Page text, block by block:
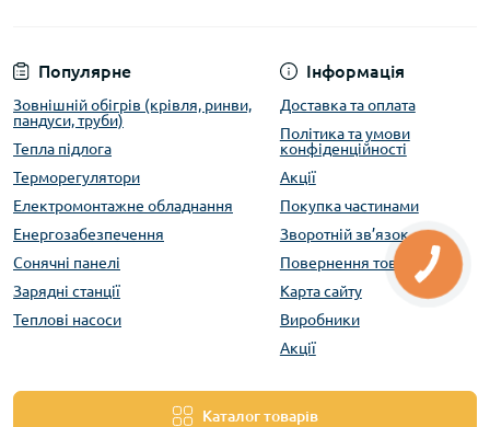
Популярне
Зовнішній обігрів (крівля, ринви,
пандуси, труби)
Тепла підлога
Терморегулятори
Електромонтажне обладнання
Енергозабезпечення
Сонячні панелі
Зарядні станції
Теплові насоси
Інформація
Доставка та оплата
Політика та умови
конфіденційності
Акції
Покупка частинами
Зворотній зв’язок
Повернення товару
Карта сайту
Виробники
Акції
Каталог товарів